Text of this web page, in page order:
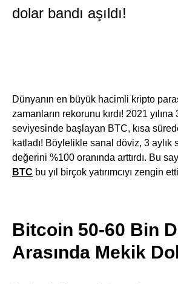
dolar bandı aşıldı!
Dünyanın en büyük hacimli kripto
zamanların rekorunu kırdı! 2021
seviyesinde başlayan BTC, kısa
katladı! Böylelikle sanal döviz, 3 aylık
değerini %100 oranında arttırdı. Bu
BTC bu yıl birçok yatırımcıyı zengin
Bitcoin 50-60 Bin
Arasında Mekik